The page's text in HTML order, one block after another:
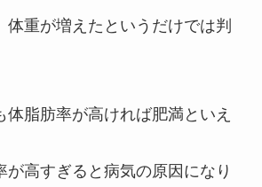
体重が増えたというだけでは判
体脂肪率が高ければ肥満 といえ
が高すぎると病気の原因になり